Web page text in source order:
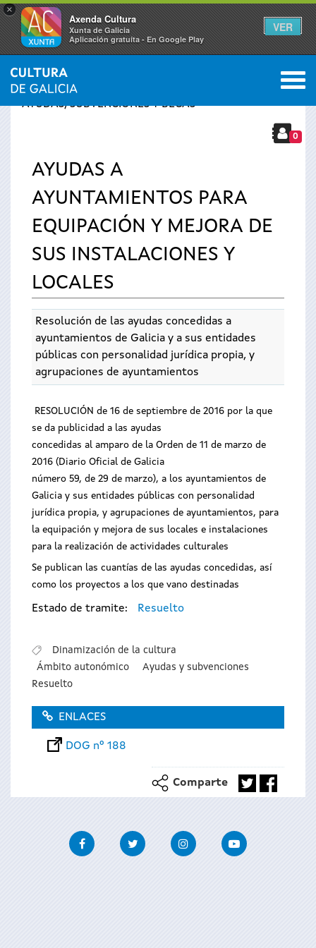
×
Axenda Cultura
Xunta de Galicia
Aplicación gratuíta - En Google Play
VER
Se
usted
aquí
INICIO › SERVICIOS
AYUDAS, SUBVENCIONES Y BECAS
0
AYUDAS A
AYUNTAMIENTOS PARA
EQUIPACIÓN Y MEJORA DE
SUS INSTALACIONES Y
LOCALES
Resolución de las ayudas concedidas a
ayuntamientos de Galicia y a sus entidades
públicas con personalidad jurídica propia, y
agrupaciones de ayuntamientos
RESOLUCIÓN de 16 de septiembre de 2016 por la que
se da publicidad a las ayudas
concedidas al amparo de la Orden de 11 de marzo de
2016 (Diario Oficial de Galicia
número 59, de 29 de marzo), a los ayuntamientos de
Galicia y sus entidades públicas con personalidad
jurídica propia, y agrupaciones de ayuntamientos, para
la equipación y mejora de sus locales e instalaciones
para la realización de actividades culturales
Se publican las cuantías de las ayudas concedidas, así
como los proyectos a los que vano destinadas
Estado de tramite: Resuelto
Dinamización de la cultura
Ámbito autonómico
Ayudas y subvenciones
Resuelto
ENLACES
DOG nº 188
Comparte
FacebookTwitter InstagramYoutube